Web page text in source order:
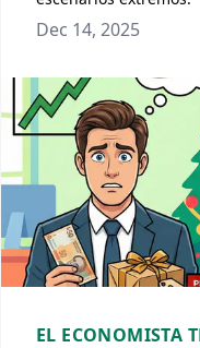
Dec 14, 2025
EL ECONOMISTA